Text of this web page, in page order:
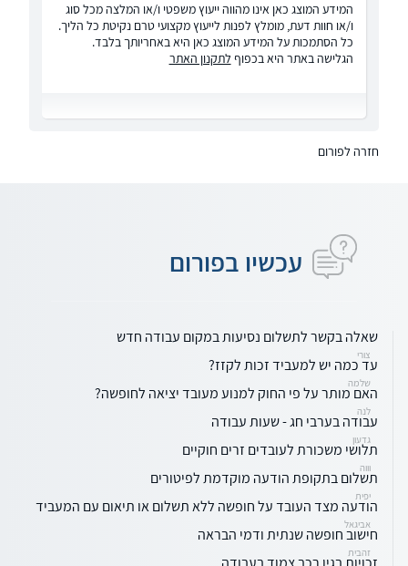
המידע המוצג כאן אינו מהווה ייעוץ משפטי ו/או המלצה מכל סוג
ו/או חוות דעת, מומלץ לפנות לייעוץ מקצועי טרם נקיטת כל הליך.
כל הסתמכות על המידע המוצג כאן היא באחריותך בלבד.
הגלישה באתר היא בכפוף לתקנון האתר
חזרה לפורום
עכשיו בפורום
שאלה בקשר לתשלום נסיעות במקום עבודה חדש
צורי
עד כמה יש למעביד זכות לקזז?
שלמה
האם מותר על פי החוק למנוע מעובד יציאה לחופשה?
לנה
עבודה בערבי חג - שעות עבודה
גדעון
תלושי משכורת לעובדים זרים חוקיים
וווה
תשלום בתקופת הודעה מוקדמת לפיטורים
יפית
הודעה מצד העובד על חופשה ללא תשלום או תיאום עם המעביד
אביגאל
חישוב חופשה שנתית ודמי הבראה
זהבית